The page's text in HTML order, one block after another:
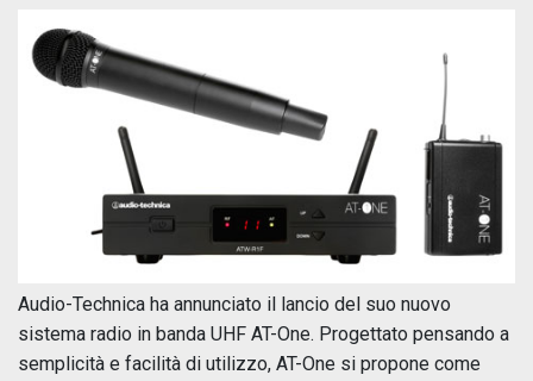
Audio-Technica ha annunciato il lancio del suo nuovo
sistema radio in banda UHF AT-One. Progettato pensando a
semplicità e facilità di utilizzo, AT-One si propone come